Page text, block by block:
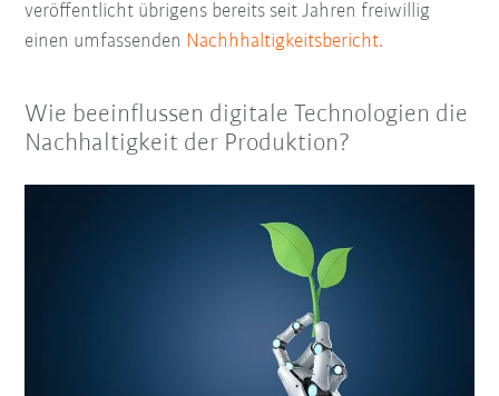
veröffentlicht übrigens bereits seit Jahren freiwillig
einen umfassenden Nachhhaltigkeitsbericht.
Wie beeinflussen digitale Technologien die
Nachhaltigkeit der Produktion?